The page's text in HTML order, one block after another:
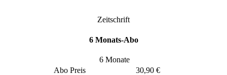
Zeitschrift
6 Monats-Abo
6 Monate
Abo Preis
30,90 €